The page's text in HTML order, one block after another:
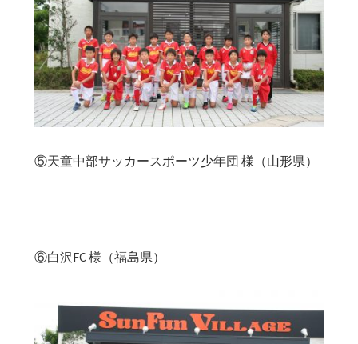
⑤天童中部サッカースポーツ少年団 様（山形県）
⑥白沢FC 様（福島県）